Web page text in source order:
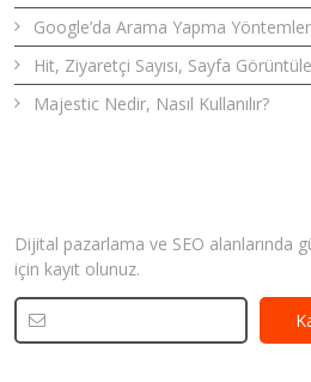
Google’da Arama Yapma
Hit, Ziyaretçi Sayısı, Sayfa
Majestic Nedir, Nasıl Kullanılır?
Dijital pazarlama ve SEO alanlarında
için kayıt olunuz.